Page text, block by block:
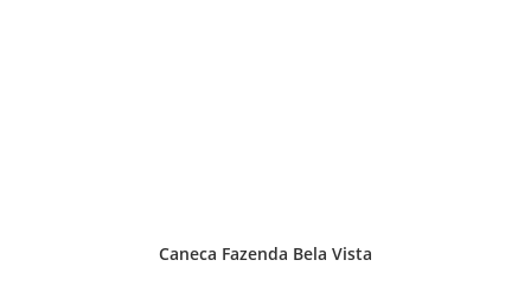
Caneca Fazenda Bela Vista